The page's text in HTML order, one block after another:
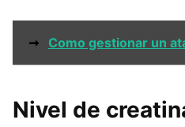
➞ Como gestionar un
Nivel de